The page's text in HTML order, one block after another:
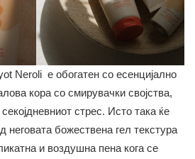
Neroli e oбогатен со есенцијално
кора со смирувачки својства,
стрес. Исто така ќе
неговата божествена гел текстура
и воздушна пена кога се